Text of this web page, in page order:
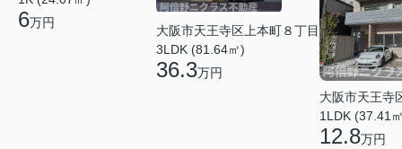
6万円
大阪市天王寺区上本町８丁目
3LDK (81.64㎡)
36.3万円
大阪市天王寺
1LDK (37.41
12.8万円